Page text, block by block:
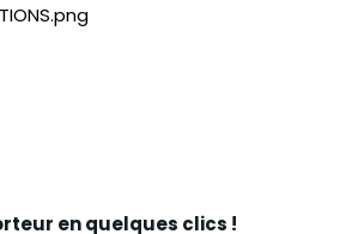
en quelques clics !